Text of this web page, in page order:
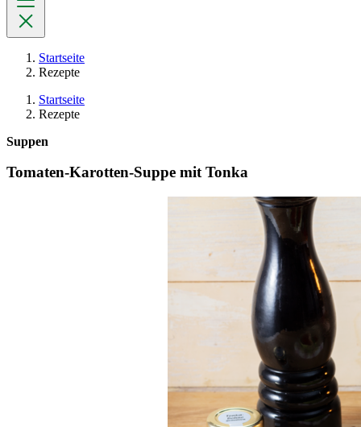
Startseite
Rezepte
Startseite
Rezepte
Suppen
Tomaten-Karotten-Suppe mit Tonka